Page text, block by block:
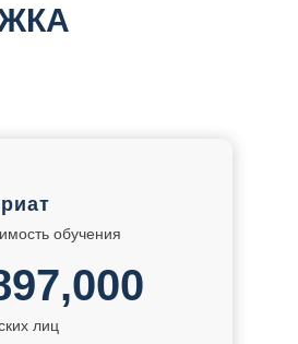
обучения
лиц